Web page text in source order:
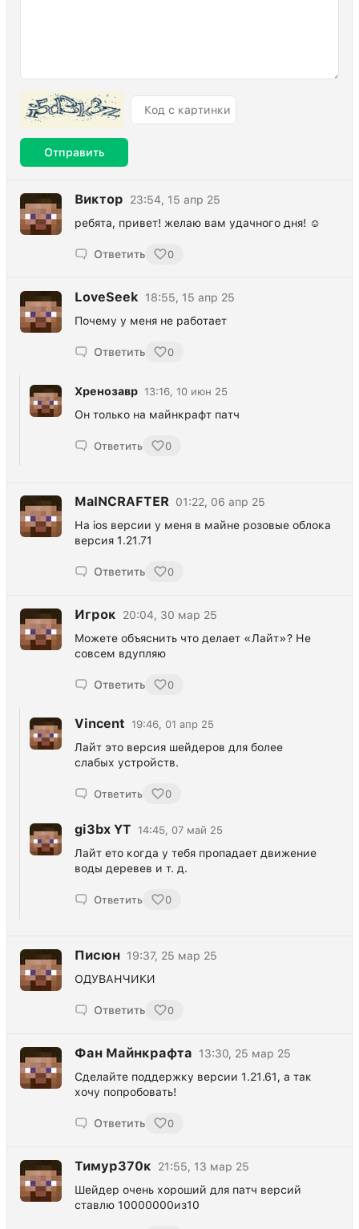
Отправить
Виктор
23:54, 15 апр 25
ребята, привет! желаю вам удачного дня! ☺️
Ответить 0
LoveSeek
18:55, 15 апр 25
Почему у меня не работает
Ответить 0
Хренозавр 13:16, 10 июн 25
Он только на майнкрафт патч
Ответить 0
MaINCRAFTER 01:22, 06 апр 25
На ios версии у меня в майне розовые облока
версия 1.21.71
Ответить 0
Игрок
20:04, 30 мар 25
Можете объяснить что делает «Лайт»? Не
совсем вдупляю
Ответить 0
Vincent 19:46, 01 апр 25
Лайт это версия шейдеров для более
слабых устройств.
Ответить 0
gi3bx YT 14:45, 07 май 25
Лайт ето когда у тебя пропадает движение
воды деревев и т. д.
Ответить 0
Писюн 19:37, 25 мар 25
ОДУВАНЧИКИ
Ответить 0
Фан Майнкрафта
13:30, 25 мар 25
Сделайте поддержку версии 1.21.61, а так
хочу попробовать!
Ответить 0
Тимур370к
21:55, 13 мар 25
Шейдер очень хороший для патч версий
ставлю 10000000из10